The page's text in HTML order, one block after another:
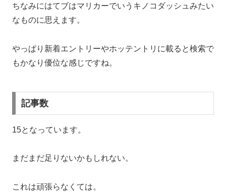
ちなみにはてブはマリカーでいうキノコダッシュみたい
なものに思えます。
やっぱり新着エントリーやホッテントリに載ると検索で
もかなり優位な感じですね。
記事数
15となっています。
まだまだ足りないかもしれない。
これは頑張らなくては。